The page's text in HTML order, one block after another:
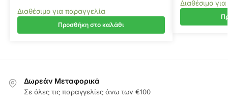
Διαθέσιμο για παραγγελία
Προσθήκη στο καλάθι
Διαθέσιμο
Δωρεάν Μεταφορικά
Σε όλες τις παραγγελίες άνω των €100